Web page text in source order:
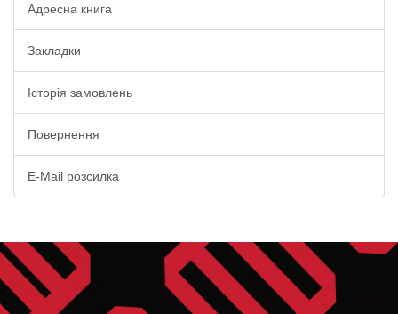
Адресна книга
Закладки
Історія замовлень
Повернення
E-Mail розсилка